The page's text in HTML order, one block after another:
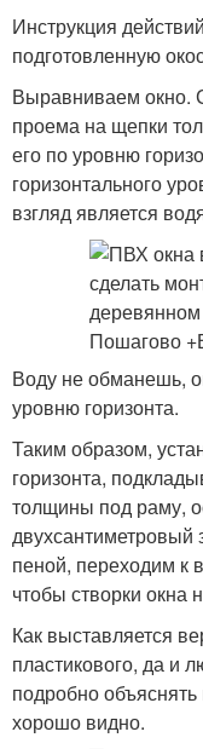
Инструкция
подготовленную
Выравниваем окно.
проема на щепки
его по уровню
горизонтального
взгляд является
Воду не обманешь,
уровню горизонта.
Таким образом,
горизонта,
толщины под раму,
двухсантиметровый
пеной, переходим к
чтобы створки окна
Как выставляется
пластикового, да и
подробно
хорошо видно.